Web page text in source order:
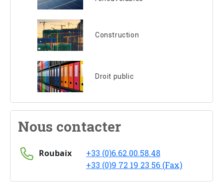
Construction
Droit public
Nous contacter
Roubaix
+33 (0)6.62.00.58.48
+33 (0)9 72 19 23 56 (Fax)